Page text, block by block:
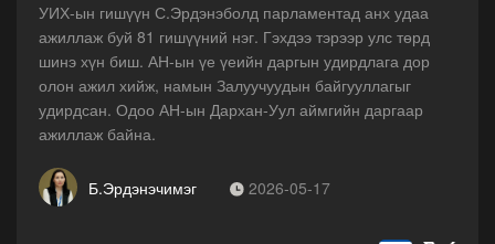
УИХ-ын гишүүн С.Эрдэнэболд парламентад анх удаа
ажиллаж буй 81 гишүүний нэг. Гэхдээ тэрээр улс төрд
шинэ хүн биш. АН-ын үе үеийн даргын удирдлага дор
олон ажил хийж, намын Залуучуудын байгууллагыг
удирдсан. Одоо АН-ын Дархан-Уул аймгийн даргаар
ажиллаж байна.
Б.Эрдэнэчимэг 2026-05-17